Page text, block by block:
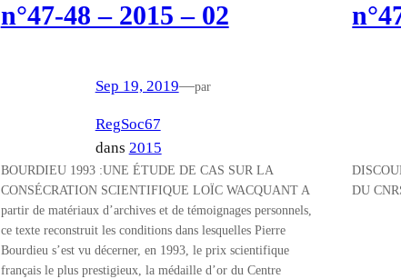
n°47-48 – 2015 – 02
Sep 19, 2019—par
RegSoc67
dans 2015
BOURDIEU 1993 :UNE ÉTUDE DE CAS SUR LA
CONSÉCRATION SCIENTIFIQUE LOÏC WACQUANT A
partir de matériaux d’archives et de témoignages personnels,
ce texte reconstruit les conditions dans lesquelles Pierre
Bourdieu s’est vu décerner, en 1993, le prix scientifique
français le plus prestigieux, la médaille d’or du Centre
DU